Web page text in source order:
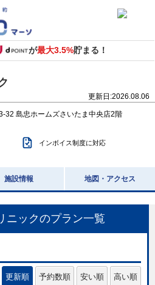
が最大3.5%貯まる！
更新日:2026.08.06
32 島忠ホームズさいたま中央店2階
インボイス制度に対応
施設情報 地図・アクセス
ニックのプラン一覧
更新順 予約数順 安い順 高い順